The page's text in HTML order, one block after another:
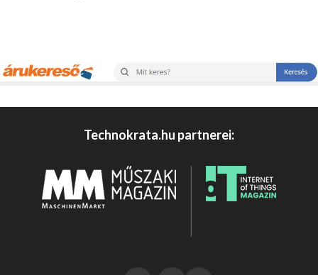
Technokrata.hu partnerei: